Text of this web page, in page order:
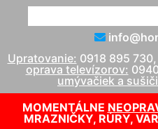
Upratovanie: 0918 895 730,
oprava televízorov:
umývačiek a
MOMENTÁLNE
MRAZNIČKY, RÚRY,